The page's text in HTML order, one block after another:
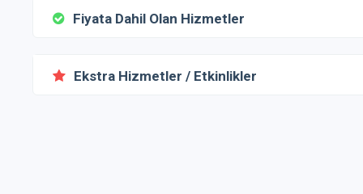
Fiyata Dahil Olan Hizmetler
Ekstra Hizmetler / Etkinlikler